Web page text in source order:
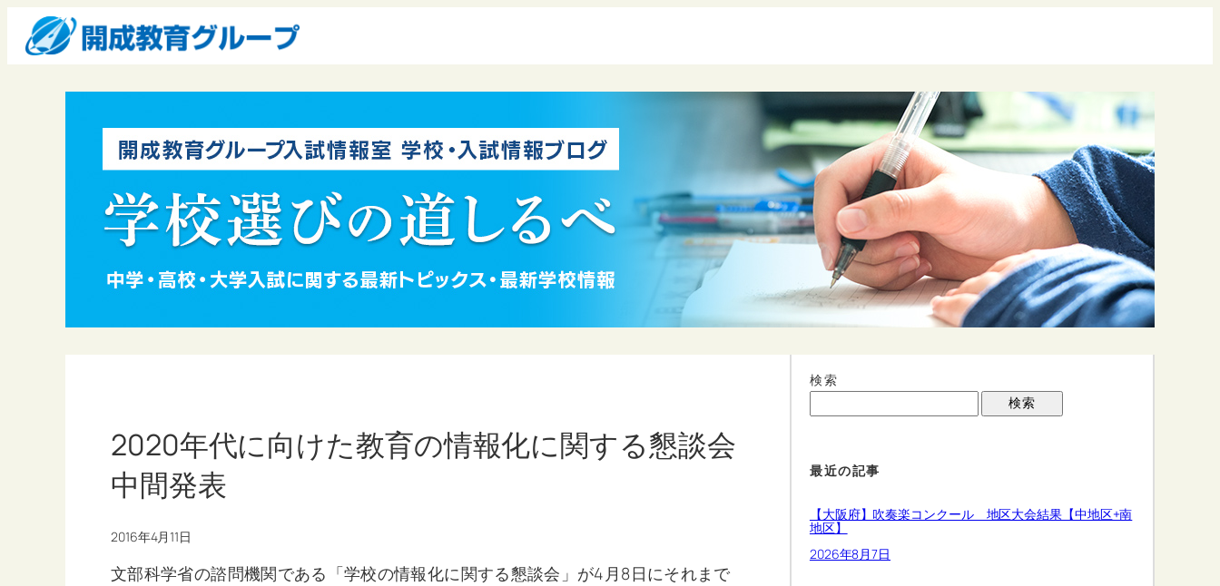
2020年代に向けた教育の情報化に関する懇談会
中間発表
2016年4月11日
文部科学省の諮問機関である「学校の情報化に関する懇談会」が4月8日にそれまで
検索
検索
最近の記事
【大阪府】吹奏楽コンクール 地区大会結果【中地区+南
地区】
2026年8月7日